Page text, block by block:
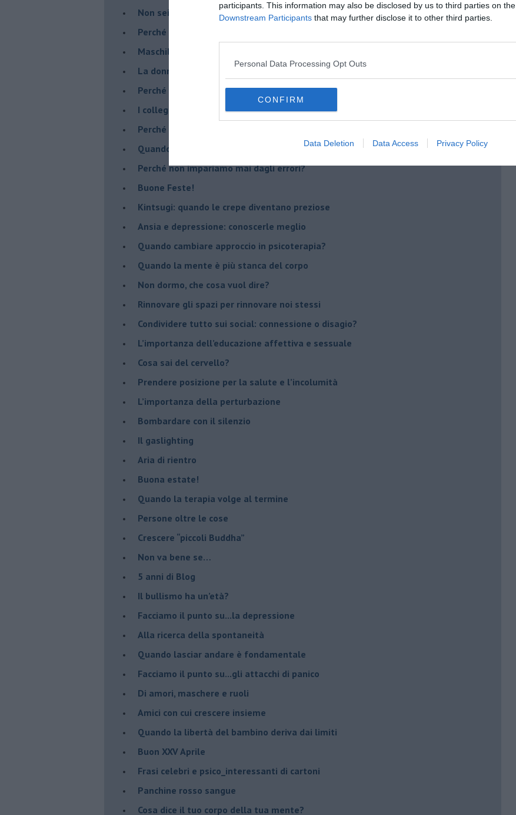
participants. This information may also be disclosed by us to third parties on the
Downstream Participants that may further disclose it to other third parties.
Personal Data Processing Opt Outs
CONFIRM
Data Deletion Data Access Privacy Policy
​Non sei indietro, stai seguendo il tuo tempo
​Perché abbiamo bisogno di Sanremo?
​Maschilismo inconsapevole
​La donna può scegliere di non essere madre!
​Perché abbiamo così bisogno di supereroi?
​I collegamenti tra filosofia e psicologia
​Perché tutti si sentono in dovere di dire la loro
​Quando crescere troppo presto diventa un peso
​Perché non impariamo mai dagli errori?
​Buone Feste!
​Kintsugi: quando le crepe diventano preziose
Ansia e depressione: conoscerle meglio
Quando cambiare approccio in psicoterapia?
​Quando la mente è più stanca del corpo
Non dormo, che cosa vuol dire?
​Rinnovare gli spazi per rinnovare noi stessi
​Condividere tutto sui social: connessione o disagio?
​L’importanza dell’educazione affettiva e sessuale
​Cosa sai del cervello?
Prendere posizione per la salute e l’incolumità
L’importanza della perturbazione
​Bombardare con il silenzio
Il gaslighting
Aria di rientro
Buona estate!
​Quando la terapia volge al termine
​Persone oltre le cose
​Crescere “piccoli Buddha”
Non va bene se…
​5 anni di Blog
​Il bullismo ha un’età?
Facciamo il punto su...la depressione
​Alla ricerca della spontaneità
​Quando lasciar andare è fondamentale
Facciamo il punto su...gli attacchi di panico
Di amori, maschere e ruoli
​Amici con cui crescere insieme
​Quando la libertà del bambino deriva dai limiti
Buon XXV Aprile
​Frasi celebri e psico_interessanti di cartoni
​Panchine rosso sangue
​Cosa dice il tuo corpo della tua mente?